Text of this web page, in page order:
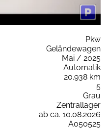
Pkw
Geländewagen
Mai / 2025
Automatik
20.938 km
5
Grau
Zentrallager
ab ca. 10.08.2026
A050525